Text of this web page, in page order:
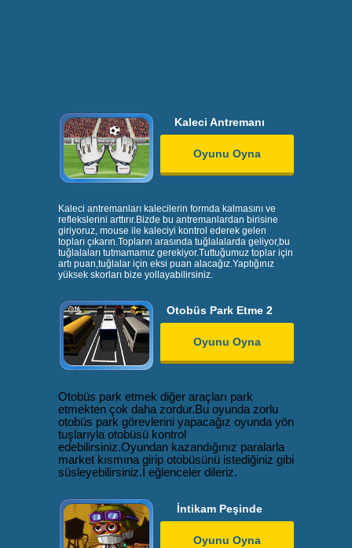
Kaleci Antremanı
Oyunu Oyna
Kaleci antremanları kalecilerin formda kalmasını ve
reflekslerini arttırır.Bizde bu antremanlardan birisine
giriyoruz, mouse ile kaleciyi kontrol ederek gelen
topları çıkarın.Topların arasında tuğlalalarda geliyor,bu
tuğlalaları tutmamamız gerekiyor.Tuttuğumuz toplar için
artı puan,tuğlalar için eksi puan alacağız.Yaptığınız
yüksek skorları bize yollayabilirsiniz.
Otobüs Park Etme 2
Oyunu Oyna
Otobüs park etmek diğer araçları park
etmekten çok daha zordur.Bu oyunda zorlu
otobüs park görevlerini yapacağız oyunda yön
tuşlarıyla otobüsü kontrol
edebilirsiniz.Oyundan kazandığınız paralarla
market kısmına girip otobüsünü istediğiniz gibi
süsleyebilirsiniz.İ eğlenceler dileriz.
İntikam Peşinde
Oyunu Oyna